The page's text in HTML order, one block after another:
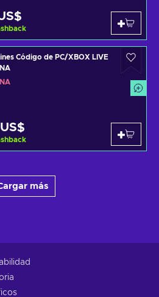
Código de PC/XBOX LIVE
más